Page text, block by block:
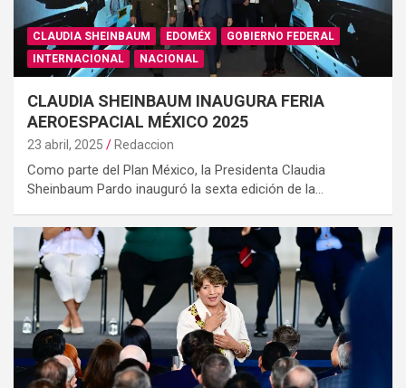
CLAUDIA SHEINBAUM EDOMÉX
GOBIERNO FEDERAL
INTERNACIONAL
NACIONAL
CLAUDIA SHEINBAUM INAUGURA FERIA
AEROESPACIAL MÉXICO 2025
23 abril, 2025 Redaccion
Como parte del Plan México, la Presidenta Claudia
Sheinbaum Pardo inauguró la sexta edición de la…